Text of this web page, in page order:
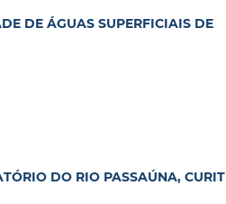
DE ÁGUAS SUPERFICIAIS DE
DO RIO PASSAÚNA,